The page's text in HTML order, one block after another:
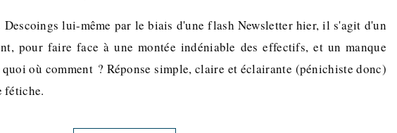
lui-même par le biais d'une flash Newsletter hier, il s'agit d'un
pour faire face à une montée indéniable des effectifs, et un manque
où comment ? Réponse simple, claire et éclairante (pénichiste donc)
fétiche.